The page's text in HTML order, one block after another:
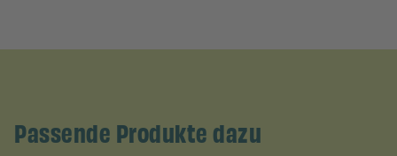
Passende Produkte dazu